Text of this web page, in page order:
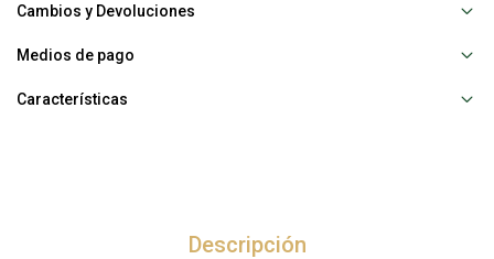
Cambios y Devoluciones
Medios de pago
Características
Descripción